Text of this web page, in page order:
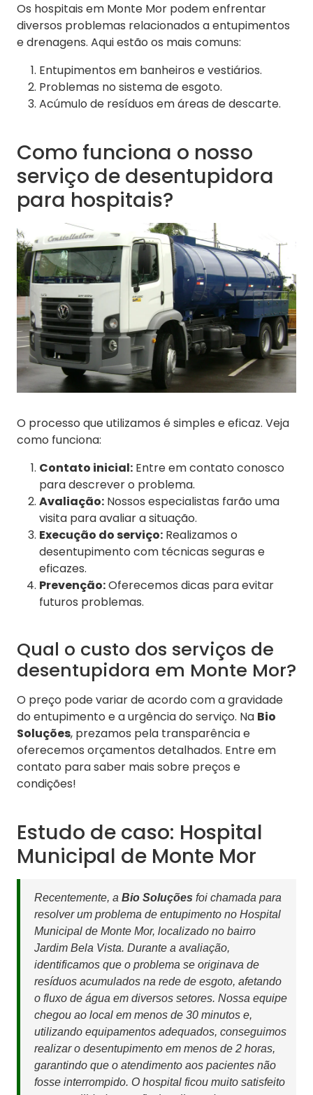
Os hospitais em Monte Mor podem enfrentar
diversos problemas relacionados a entupimentos
e drenagens. Aqui estão os mais comuns:
Entupimentos em banheiros e vestiários.
Problemas no sistema de esgoto.
Acúmulo de resíduos em áreas de descarte.
Como funciona o nosso
serviço de desentupidora
para hospitais?
O processo que utilizamos é simples e eficaz. Veja
como funciona:
Contato inicial: Entre em contato conosco
para descrever o problema.
Avaliação: Nossos especialistas farão uma
visita para avaliar a situação.
Execução do serviço: Realizamos o
desentupimento com técnicas seguras e
eficazes.
Prevenção:Oferecemos dicas para evitar
futuros problemas.
Qual o custo dos serviços de
desentupidora em Monte Mor?
O preço pode variar de acordo com a gravidade
do entupimento e a urgência do serviço. Na Bio
Soluções, prezamos pela transparência e
oferecemos orçamentos detalhados. Entre em
contato para saber mais sobre preços e
condições!
Estudo de caso: Hospital
Municipal de Monte Mor
Recentemente, a Bio Soluções foi chamada para
resolver um problema de entupimento no Hospital
Municipal de Monte Mor, localizado no bairro
Jardim Bela Vista. Durante a avaliação,
identificamos que o problema se originava de
resíduos acumulados na rede de esgoto, afetando
o fluxo de água em diversos setores. Nossa equipe
chegou ao local em menos de 30 minutos e,
utilizando equipamentos adequados, conseguimos
realizar o desentupimento em menos de 2 horas,
garantindo que o atendimento aos pacientes não
fosse interrompido. O hospital ficou muito satisfeito